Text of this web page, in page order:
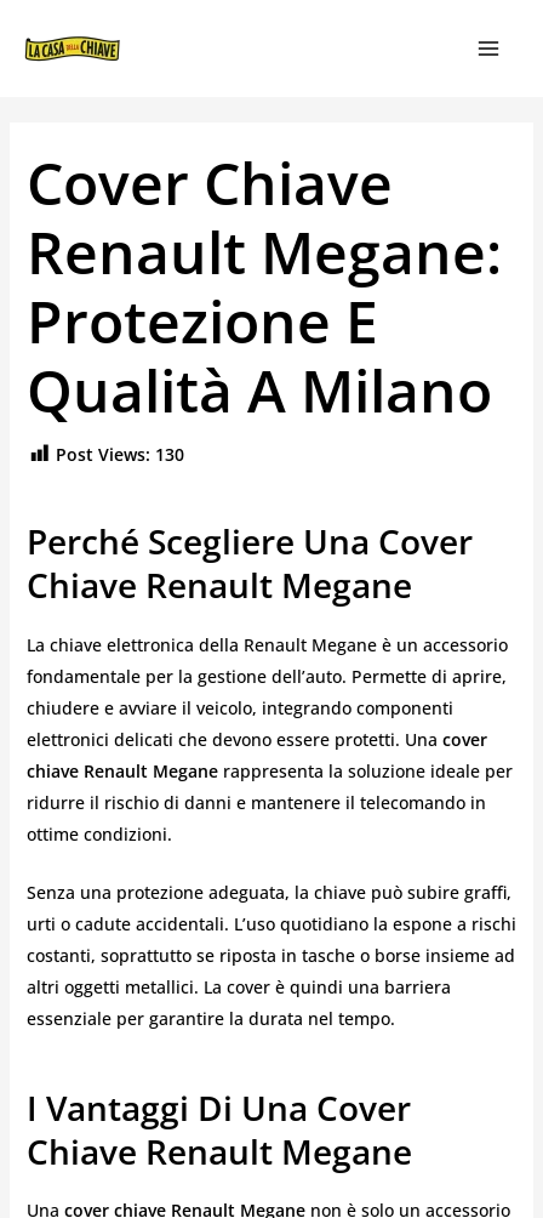
Cover Chiave
Renault Megane:
Protezione E
Qualità A Milano
Post Views: 130
Perché Scegliere Una Cover
Chiave Renault Megane
La chiave elettronica della Renault Megane è un accessorio
fondamentale per la gestione dell’auto. Permette di aprire,
chiudere e avviare il veicolo, integrando componenti
elettronici delicati che devono essere protetti. Una cover
chiave Renault Meganerappresenta la soluzione ideale per
ridurre il rischio di danni e mantenere il telecomando in
ottime condizioni.
Senza una protezione adeguata, la chiave può subire graffi,
urti o cadute accidentali. L’uso quotidiano la espone a rischi
costanti, soprattutto se riposta in tasche o borse insieme ad
altri oggetti metallici. La cover è quindi una barriera
essenziale per garantire la durata nel tempo.
I Vantaggi Di Una Cover
Chiave Renault Megane
Una cover chiave Renault Meganenon è solo un accessorio
ARTICOLI